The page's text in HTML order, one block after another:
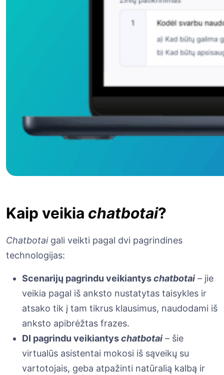
Kaip veikia chatbotai?
Chatbotaigali veikti pagal dvi pagrindines
technologijas:
Scenarijų pagrindu veikiantyschatbotai – jie
veikia pagal iš anksto nustatytas taisykles ir
atsako tik į tam tikrus klausimus, naudodami iš
anksto apibrėžtas frazes.
DI pagrindu veikiantyschatbotai – šie
virtualūs asistentai mokosi iš sąveikų su
vartotojais, geba atpažinti natūralią kalbą ir